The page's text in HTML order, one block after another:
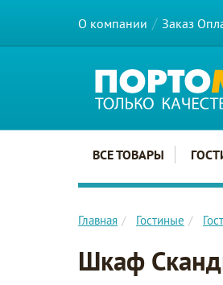
О компании Заказ
Главное меню сайта
ВСЕ ТОВАРЫ
Главная Гостиные
Шкаф